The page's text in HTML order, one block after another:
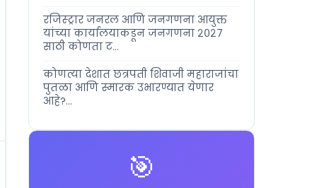
रजिस्ट्रार जनरल आणि जनगणना आयुक्त
यांच्या कार्यालयाकडून जनगणना २०२७
साठी कोणता ट...
कोणत्या देशात छत्रपती शिवाजी महाराजांचा
पुतळा आणि स्मारक उभारण्यात येणार
आहे?...
🎯